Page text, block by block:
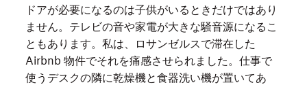
ドアが必要になるのは子供がいるときだけではあり
ません。テレビの音や家電が大きな騒音源になるこ
ともあります。私は、ロサンゼルスで滞在した
Airbnb 物件でそれを痛感させられました。仕事で
使うデスクの隣に乾燥機と食器洗い機が置いてあ